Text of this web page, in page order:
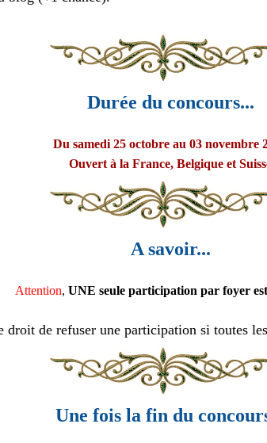
Durée du concours...
Du samedi 25 octobre au 03 novembre
Ouvert à la France, Belgique et
A savoir...
Attention, UNE seule participation par foyer
droit de refuser une participation si toutes
Une fois la fin du